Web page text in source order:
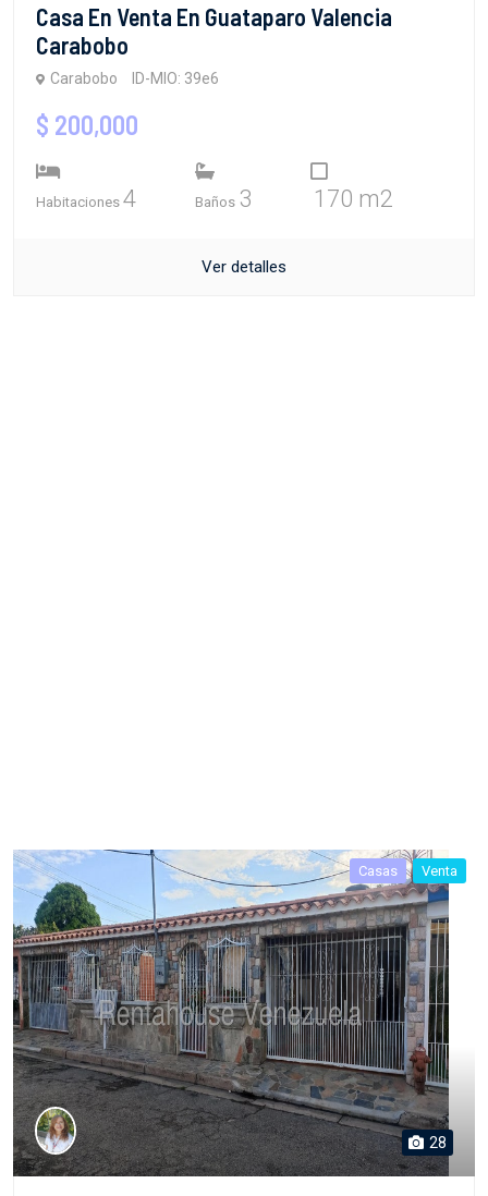
Casa En Venta En Guataparo Valencia
Carabobo
Carabobo ID-MIO: 39e6
$ 200,000
Habitaciones 4 Baños 3 170 m2
Ver detalles
Casas Venta
28